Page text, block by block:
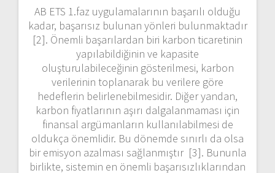
AB ETS 1.faz uygulamalarının başarılı olduğu
kadar, başarısız bulunan yönleri bulunmaktadır
[2]. Önemli başarılardan biri karbon ticaretinin
yapılabildiğinin ve kapasite
oluşturulabileceğinin gösterilmesi, karbon
verilerinin toplanarak bu verilere göre
hedeflerin belirlenebilmesidir. Diğer yandan,
karbon fiyatlarının aşırı dalgalanmaması için
finansal argümanların kullanılabilmesi de
oldukça önemlidir. Bu dönemde sınırlı da olsa
bir emisyon azalması sağlanmıştır [3]. Bununla
birlikte, sistemin en önemli başarısızlıklarından